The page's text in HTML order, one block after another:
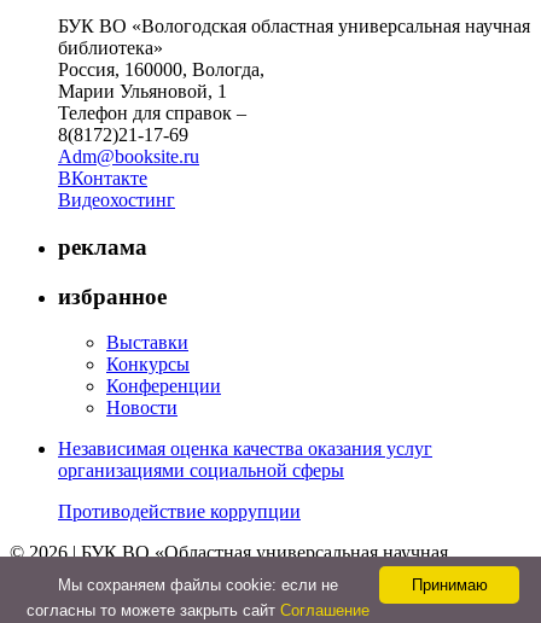
БУК ВО «Вологодская областная универсальная научная
библиотека»
Россия, 160000, Вологда,
Марии Ульяновой, 1
Телефон для справок –
8(8172)21-17-69
Adm@booksite.ru
ВКонтакте
Видеохостинг
реклама
избранное
Выставки
Конкурсы
Конференции
Новости
Независимая оценка качества оказания услуг
организациями социальной сферы
Противодействие коррупции
© 2026 | БУК ВО «Областная универсальная научная
библиотека»
Принимаю
Мы cохраняем файлы cookie: если не
согласны то можете закрыть сайт Соглашение